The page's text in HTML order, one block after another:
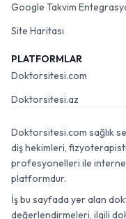
Google Takvim
Site Haritası
PLATFORMLAR
Doktorsitesi.com
Doktorsitesi.az
Doktorsitesi.com sağlık
diş hekimleri,
profesyonelleri ile internet
platformdur.
İş bu sayfada yer alan
değerlendirmeleri, ilgili